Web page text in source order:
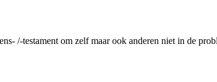
/-testament om zelf maar ook anderen niet in de